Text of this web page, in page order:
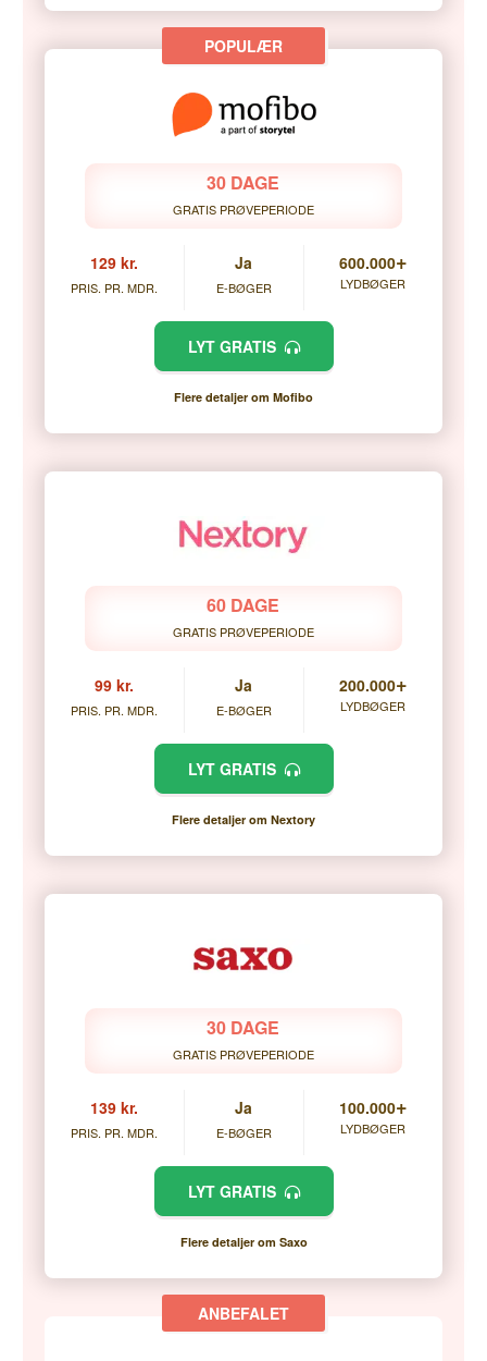
30 DAGE
GRATIS PRØVEPERIODE
129 kr.
PRIS. PR. MDR.
Ja
E-BØGER
600.000+
LYDBØGER
LYT GRATIS
Flere detaljer om Mofibo
60 DAGE
GRATIS PRØVEPERIODE
99 kr.
PRIS. PR. MDR.
Ja
E-BØGER
200.000+
LYDBØGER
LYT GRATIS
Flere detaljer om Nextory
30 DAGE
GRATIS PRØVEPERIODE
139 kr.
PRIS. PR. MDR.
Ja
E-BØGER
100.000+
LYDBØGER
LYT GRATIS
Flere detaljer om Saxo